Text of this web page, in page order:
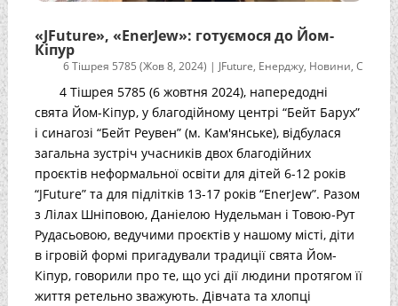
«JFuture», «EnerJew»: готуємося до Йом-
Кіпур
6 Тішрея 5785 (Жов 8, 2024) | JFuture, Енерджу, Новини,С
4 Тішрея 5785 (6 жовтня 2024), напередодні
свята Йом-Кіпур, у благодійному центрі “Бейт Барух”
і синагозі “Бейт Реувен” (м. Кам'янське), відбулася
загальна зустріч учасників двох благодійних
проєктів неформальної освіти для дітей 6-12 років
“JFuture” та для підлітків 13-17 років “EnerJew”. Разом
з Лілах Шніповою, Даніелою Нудельман і Товою-Рут
Рудасьовою, ведучими проєктів у нашому місті, діти
в ігровій формі пригадували традиції свята Йом-
Кіпур, говорили про те, що усі дії людини протягом її
життя ретельно зважують. Дівчата та хлопці